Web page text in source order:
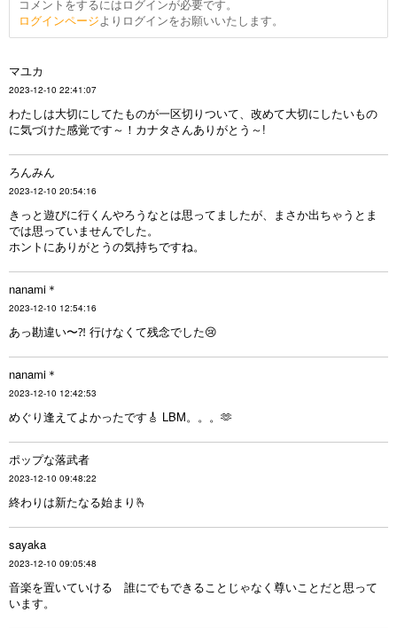
コメントをするにはログインが必要です。
ログインページよりログインをお願いいたします。
マユカ
2023-12-10 22:41:07
わたしは大切にしてたものが一区切りついて、改めて大切にしたいもの
に気づけた感覚です～！カナタさんありがとう～!
ろんみん
2023-12-10 20:54:16
きっと遊びに行くんやろうなとは思ってましたが、まさか出ちゃうとま
では思っていませんでした。
ホントにありがとうの気持ちですね。
nanami＊
2023-12-10 12:54:16
あっ勘違い〜⁈ 行けなくて残念でした😢
nanami＊
2023-12-10 12:42:53
めぐり逢えてよかったです🎸 LBM。。。🫶
ポップな落武者
2023-12-10 09:48:22
終わりは新たなる始まり🫰
sayaka
2023-12-10 09:05:48
音楽を置いていける 誰にでもできることじゃなく尊いことだと思って
います。